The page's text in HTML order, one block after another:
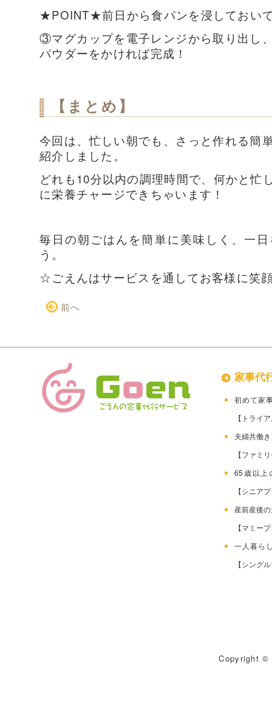
★POINT★前日から食パンを浸しておい
③マグカップを電子レンジから取り出し
パウダーをかければ完成！
【まとめ】
今回は、忙しい朝でも、さっと作れる簡
紹介しました。
どれも10分以内の調理時間で、何かと忙
に栄養チャージできちゃいます！
毎日の朝ごはんを簡単に美味しく、一
う。
☆ごえんはサービスを通してお客様に笑
前へ
家事代
初めて家
【トライ
夫婦共働
【ファミ
65歳以
【シニア
産前産
【マミー
一人暮
【シング
Copyright